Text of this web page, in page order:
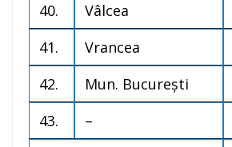
40.
Vâlcea
41.
Vrancea
42.
Mun. București
43.
–